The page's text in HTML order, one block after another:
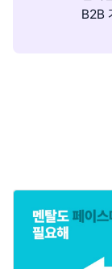
B2B